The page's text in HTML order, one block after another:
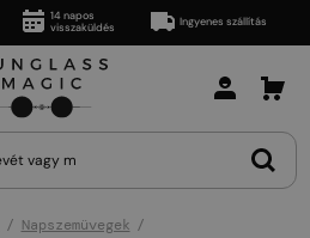
14 napos
visszaküldés
Ingyenes szállítás
Napszemüvegek